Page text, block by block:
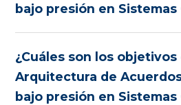
bajo presión en Sistemas
¿Cuáles son los objetivos
Arquitectura de
bajo presión en Sistemas